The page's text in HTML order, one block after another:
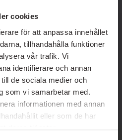
cookies
för att anpassa innehållet
tillhandahålla funktioner
vår trafik. Vi
identifierare och annan
de sociala medier och
som vi samarbetar med.
informationen med annan
eller som de har
deras tjänster.